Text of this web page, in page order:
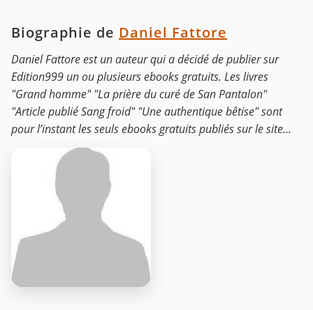
Biographie de Daniel Fattore
Daniel Fattore est un auteur qui a décidé de publier sur
Edition999 un ou plusieurs ebooks gratuits. Les livres
"Grand homme" "La prière du curé de San Pantalon"
"Article publié Sang froid" "Une authentique bêtise" sont
pour l’instant les seuls ebooks gratuits publiés sur le site...